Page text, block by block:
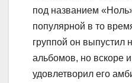
под названием
популярной в то
группой он выпустил
альбомов, но вскоре
удовлетворил его